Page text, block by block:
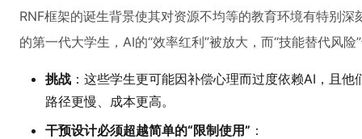
RNF框架的诞生背景使其对资源不均等的教育环境有特别深
的第一代大学生，AI的“效率红利”被放大，而“技能替代风险
挑战 ：这些学生更可能因补偿心理而过度依赖AI，且
路径更慢、成本更高。
干预设计必须超越简单的“限制使用” ：